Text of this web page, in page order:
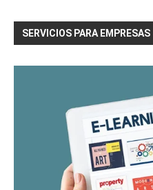
SERVICIOS PARA EMPRESAS